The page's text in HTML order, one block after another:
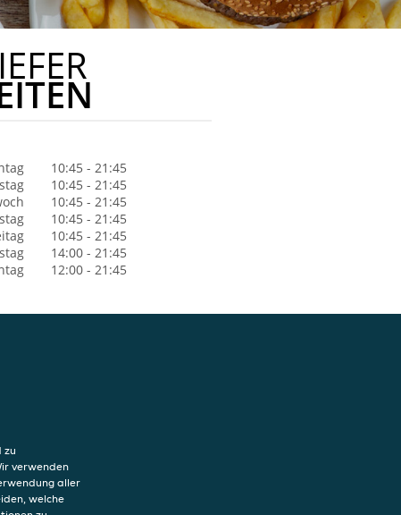
10:45 - 21:45
10:45 - 21:45
10:45 - 21:45
10:45 - 21:45
10:45 - 21:45
14:00 - 21:45
12:00 - 21:45
zu
verwenden
aller
welche